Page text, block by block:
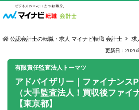
公認会計士の
公認会計士の転職・求人 マイナビ転職 会計士 求
更新日：2026
有限責任監査法人トーマツ
アドバイザリー｜ファイナンス
（大手監査法人！買収後ファイ
【東京都】